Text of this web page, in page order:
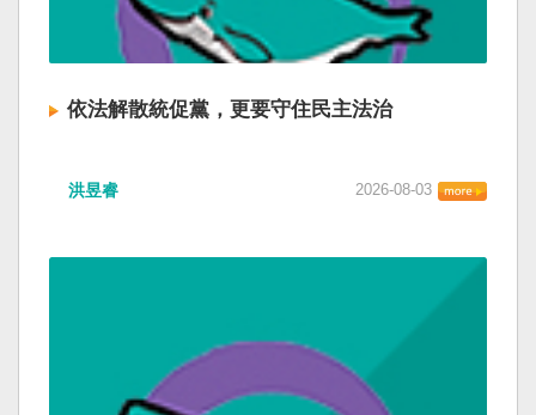
依法解散統促黨，更要守住民主法治
洪昱睿 2026-08-03